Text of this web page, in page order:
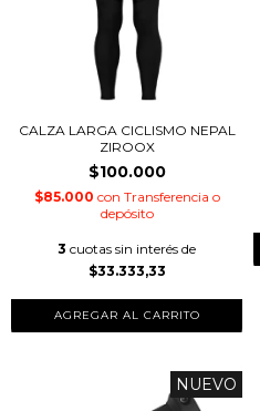
CALZA LARGA CICLISMO NEPAL
ZIROOX
$100.000
$85.000 con Transferencia o
depósito
3 cuotas sin interés de
$33.333,33
AGREGAR AL CARRITO
NUEVO